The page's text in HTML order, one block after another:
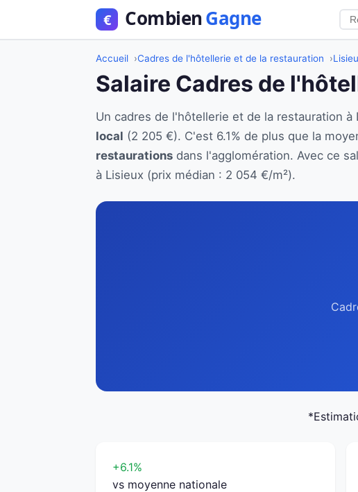
Accueil Cadres de l'hôtellerie et de la restauration
Salaire Cadres de
Un cadres de l'hôtellerie et de la restauration
local (2 205 €). C'est 6.1% de plus que la
restaurations dans l'agglomération. Avec ce
à Lisieux (prix médian : 2 054 €/m²).
+6.1%
vs moyenne nationale